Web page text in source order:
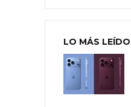
LO MÁS